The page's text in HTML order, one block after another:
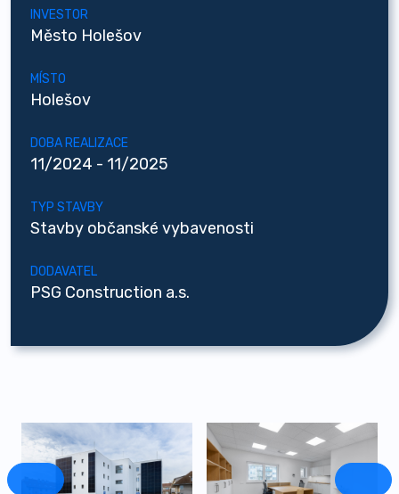
INVESTOR
Město Holešov
MÍSTO
Holešov
DOBA REALIZACE
11/2024 - 11/2025
TYP STAVBY
Stavby občanské vybavenosti
DODAVATEL
PSG Construction a.s.